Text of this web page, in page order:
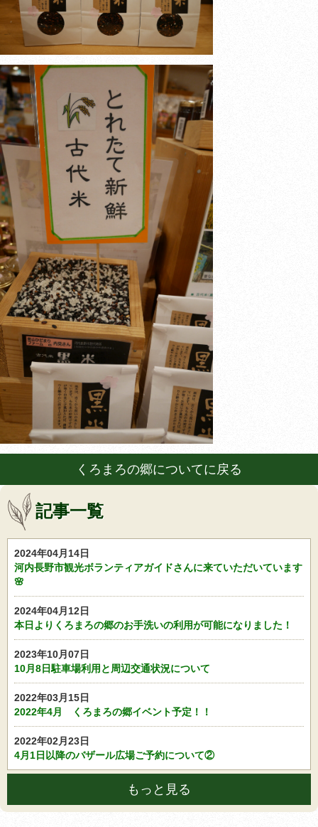
くろまろの郷についてに戻る
記事一覧
2024年04月14日
河内長野市観光ボランティアガイドさんに来ていただいています
🌸
2024年04月12日
本日よりくろまろの郷のお手洗いの利用が可能になりました！
2023年10月07日
10月8日駐車場利用と周辺交通状況について
2022年03月15日
2022年4月 くろまろの郷イベント予定！！
2022年02月23日
4月1日以降のバザール広場ご予約について②
もっと見る